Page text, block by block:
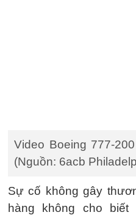
Video Boeing 777-
(Nguồn: 6acb
Sự cố không gây
hàng không cho